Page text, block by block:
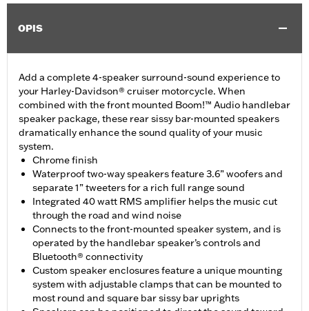
OPIS
Add a complete 4-speaker surround-sound experience to
your Harley-Davidson® cruiser motorcycle. When
combined with the front mounted Boom!™ Audio handlebar
speaker package, these rear sissy bar-mounted speakers
dramatically enhance the sound quality of your music
system.
Chrome finish
Waterproof two-way speakers feature 3.6” woofers and
separate 1” tweeters for a rich full range sound
Integrated 40 watt RMS amplifier helps the music cut
through the road and wind noise
Connects to the front-mounted speaker system, and is
operated by the handlebar speaker’s controls and
Bluetooth® connectivity
Custom speaker enclosures feature a unique mounting
system with adjustable clamps that can be mounted to
most round and square bar sissy bar uprights